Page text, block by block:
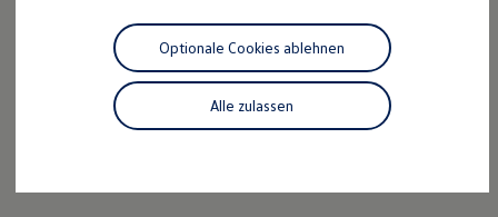
Motorenöl und Flüssigkeiten
Räder und Reifen
Pannen- und Unfallhilfe
Economy Service
Volkswagen Teile
Zubehör
Der ID.4
Kraftvoll wie ein SUV, nachhaltig wie ein ID.
Entdecken Sie den ID.4!
Alle zulassen
Optionale Cookies ablehnen